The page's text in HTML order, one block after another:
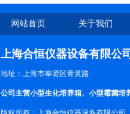
网站首页 关于我们
上海合恒仪器设备有限公司
地址：上海市奉贤区青灵路
公司主营小型生化培养箱、小型霉菌培